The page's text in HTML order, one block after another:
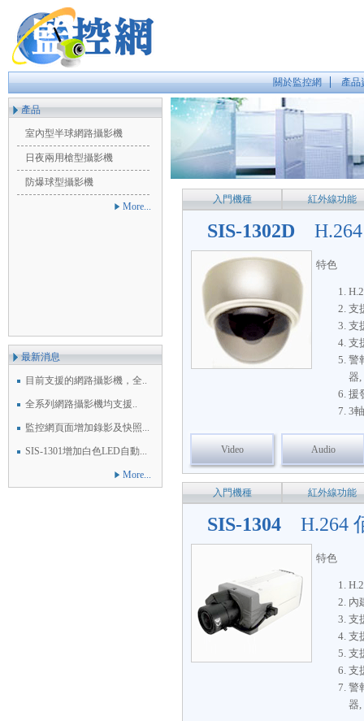
關於監控網 產品
產品
室內型半球網路攝影機
日夜兩用槍型攝影機
防爆球型攝影機
More...
最新消息
目前支援的網路攝影機，全..
全系列網路攝影機均支援..
監控網頁面增加錄影及快照...
SIS-1301增加白色LED自動...
More...
入門機種 紅外線功能
SIS-1302D
特色
支
支
支
警
器,
援
3
Video Audio
入門機種 紅外線功能
SIS-1304 H.264
特色
內
支
支
支
支
警
器,